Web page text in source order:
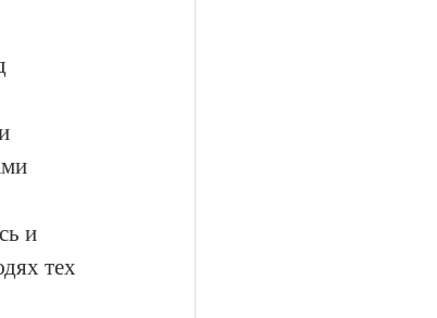
и
тех